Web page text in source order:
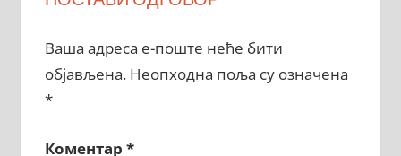
Ваша адреса е-поште неће бити
објављена. Неопходна поља су означена
*
Коментар *